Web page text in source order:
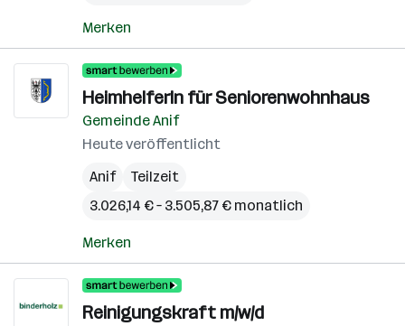
Merken
HeimhelferIn für Seniorenwohnhaus
Gemeinde Anif
Heute veröffentlicht
Anif
Teilzeit
3.026,14 € – 3.505,87 € monatlich
Merken
Reinigungskraft m/w/d